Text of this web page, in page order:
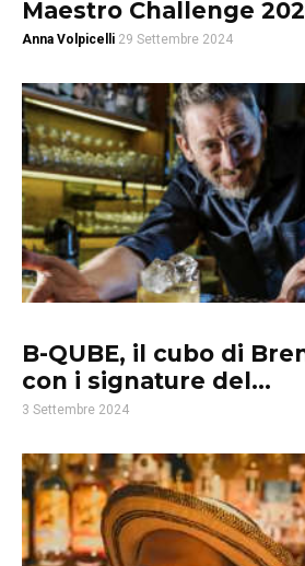
Maestro Challenge
Anna Volpicelli 29 Settembre 2024
B-QUBE, il cubo di
con i signature del...
3 Settembre 2024